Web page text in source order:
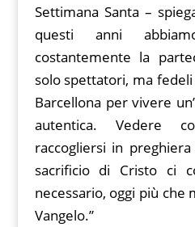
Settimana Santa –
questi anni
costantemente la
solo spettatori, ma
Barcellona per vivere
autentica. Vedere
raccogliersi in
sacrificio di Cristo ci
necessario, oggi più che
Vangelo.”